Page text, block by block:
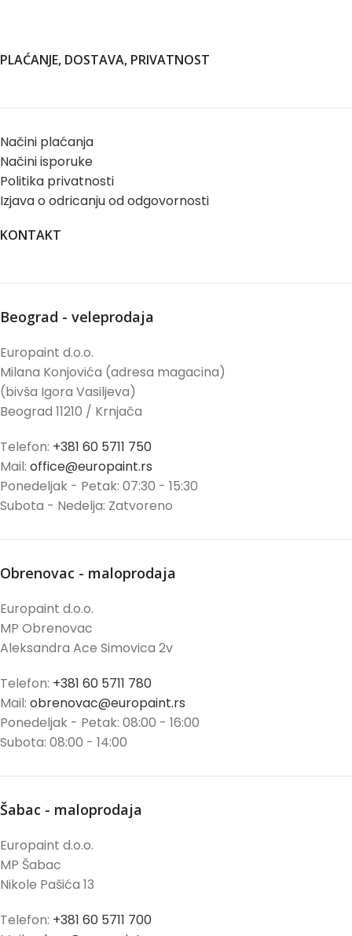
PLAĆANJE, DOSTAVA, PRIVATNOST
Načini plaćanja
Načini isporuke
Politika privatnosti
Izjava o odricanju od odgovornosti
KONTAKT
Beograd - veleprodaja
Europaint d.o.o.
Milana Konjovića (adresa magacina)
(bivša Igora Vasiljeva)
Beograd 11210 / Krnjača
Telefon: +381 60 5711 750
Mail: office@europaint.rs
Ponedeljak - Petak: 07:30 - 15:30
Subota - Nedelja: Zatvoreno
Obrenovac - maloprodaja
Europaint d.o.o.
MP Obrenovac
Aleksandra Ace Simovica 2v
Telefon: +381 60 5711 780
Mail: obrenovac@europaint.rs
Ponedeljak - Petak: 08:00 - 16:00
Subota: 08:00 - 14:00
Šabac - maloprodaja
Europaint d.o.o.
MP Šabac
Nikole Pašića 13
Telefon: +381 60 5711 700